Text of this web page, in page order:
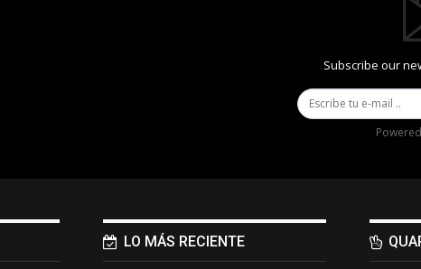
Subscribe our
LO MÁS RECIENTE